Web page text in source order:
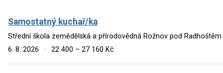
Samostatný kuchař/ka
Střední škola zemědělská a přírodovědná Rožnov pod
6. 8. 2026
· 22 400 – 27 160 Kč